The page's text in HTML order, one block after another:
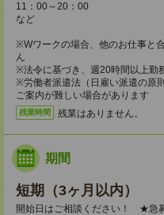
11：00～20：00
など
※Wワークの場合、他のお仕事と
ん
※法令に基づき、週20時間以上勤
※労働者派遣法（日雇い派遣の原
ご案内が難しい場合があります
残業時間 残業はありません。
期間
短期（3ヶ月以内）
開始日はご相談ください！ ★急